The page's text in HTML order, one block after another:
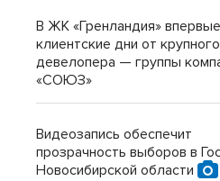
В ЖК «Гренландия» впервые
клиентские дни от крупного
девелопера — группы
«СОЮЗ»
Видеозапись обеспечит
прозрачность выборов в
Новосибирской области